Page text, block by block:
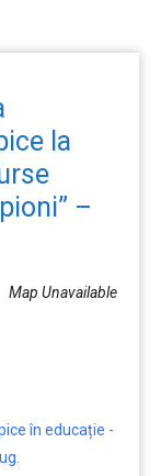
la
–
Map Unavailable
în educație -